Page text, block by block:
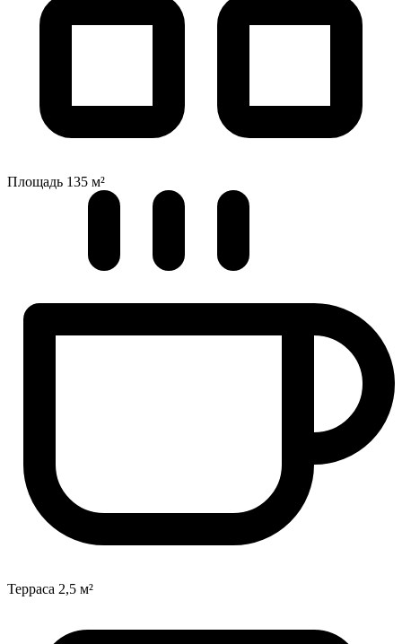
Площадь 135 м²
Терраса 2,5 м²